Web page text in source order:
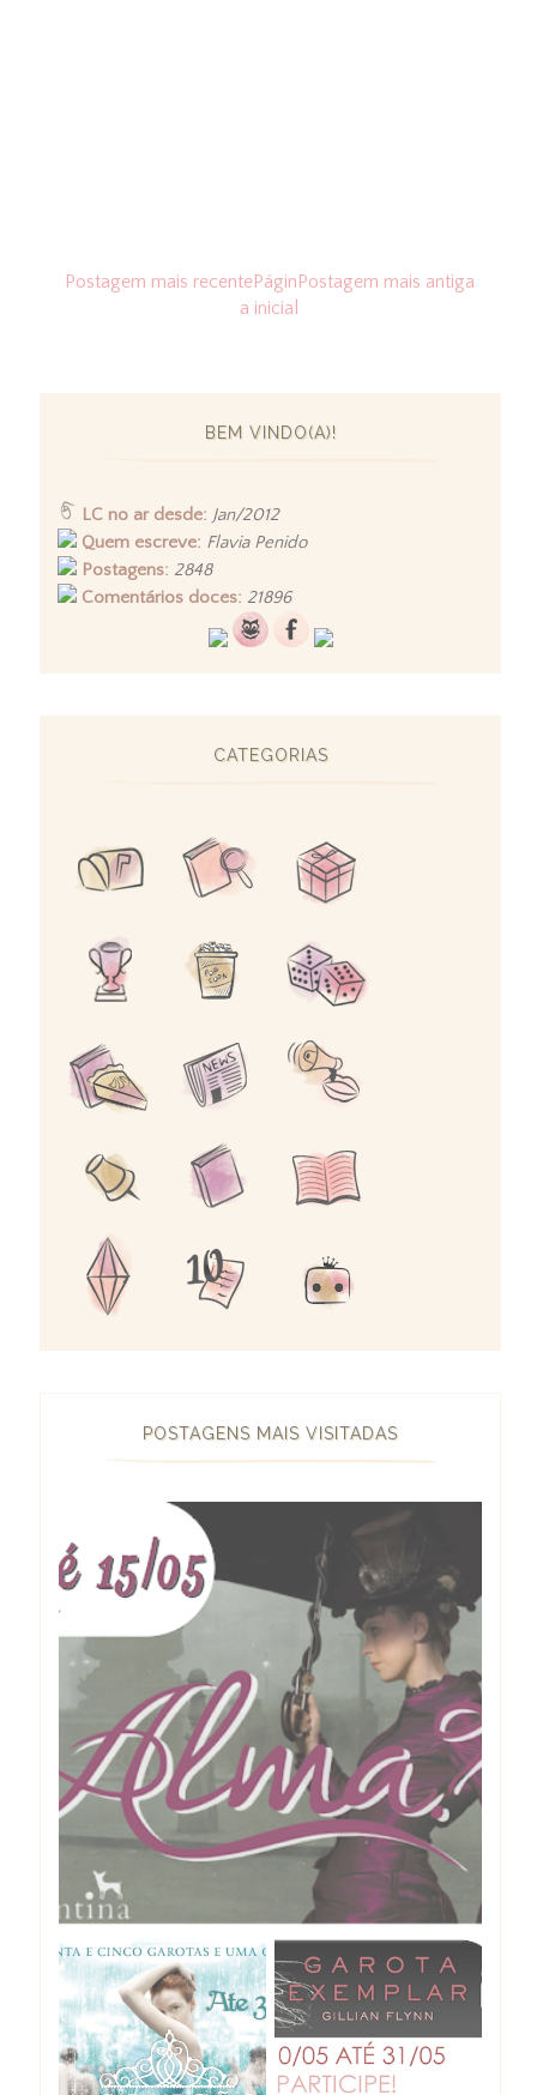
Postagem mais recente Postagem mais antiga
Págin
a inicial
BEM VINDO(A)!
LC no ar desde: Jan/2012
Quem escreve: Flavia Penido
Postagens: 2848
Comentários doces: 21896
CATEGORIAS
POSTAGENS MAIS VISITADAS